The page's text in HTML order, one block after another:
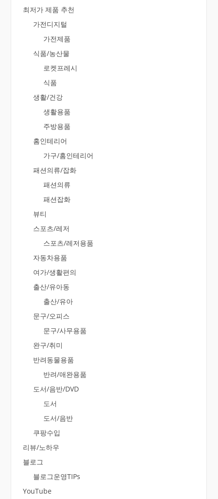
최저가 제품 추천
가전디지털
가전제품
식품/농산물
로켓프레시
식품
생활/건강
생활용품
주방용품
홈인테리어
가구/홈인테리어
패션의류/잡화
패션의류
패션잡화
뷰티
스포츠/레저
스포츠/레저용품
자동차용품
여가/생활편의
출산/유아동
출산/유아
문구/오피스
문구/사무용품
완구/취미
반려동물용품
반려/애완용품
도서/음반/DVD
도서
도서/음반
쿠팡수입
리뷰/노하우
블로그
블로그운영TIPs
YouTube